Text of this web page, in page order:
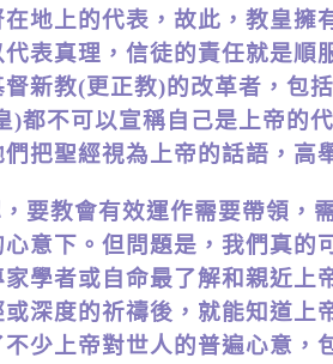
地上的代表，故此，教皇擁
表真理，信徒的責任就是順
新教(更正教)的改革者，包
)都不可以宣稱自己是上帝的
把聖經視為上帝的話語，高
要教會有效運作需要帶領，
意下。但問題是，我們真的
學者或自命最了解和親近上
深度的祈禱後，就能知道上
不少上帝對世人的普遍心意，